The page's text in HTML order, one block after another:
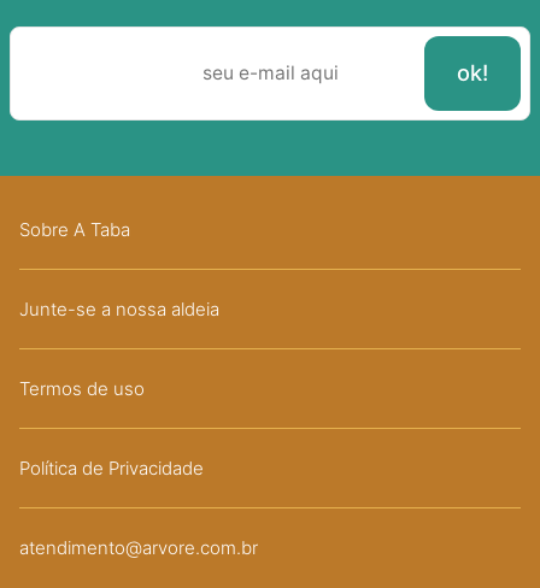
Sobre A Taba
Junte-se a nossa aldeia
Termos de uso
Política de Privacidade
atendimento@arvore.com.br